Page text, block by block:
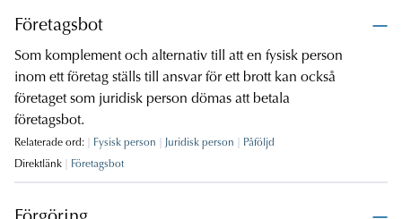
Företagsbot
Som komplement och alternativ till att en fysisk person
inom ett företag ställs till ansvar för ett brott kan också
företaget som juridisk person dömas att betala
företagsbot.
Relaterade ord: Fysisk person Juridisk person
Påföljd
Direktlänk
Företagsbot